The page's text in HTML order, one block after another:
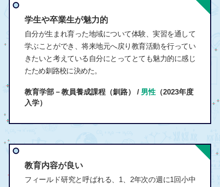
学生や卒業生が魅力的
自分が生まれ育った地域について体験、実習を通して
学ぶことができ、将来地元へ戻り教育活動を行ってい
きたいと考えている自分にとってとても魅力的に感じ
たため釧路校に決めた。
教育学部－教員養成課程（釧路） / 男性（2023年度
入学）
教育内容が良い
フィールド研究と呼ばれる、1、2年次の週に1回小中